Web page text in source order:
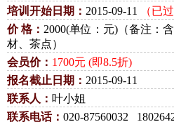
培训开始日期： 2015-09-11
（已
价 格： 2000(单位：元)（备注：
材、茶点）
会员价： 1700元 (即8.5折)
报名截止日期： 2015-09-11
联系人： 叶小姐
联系电话： 020-87560032